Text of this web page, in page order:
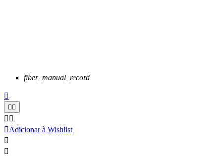
fiber_manual_record


 
Adicionar à Wishlist

